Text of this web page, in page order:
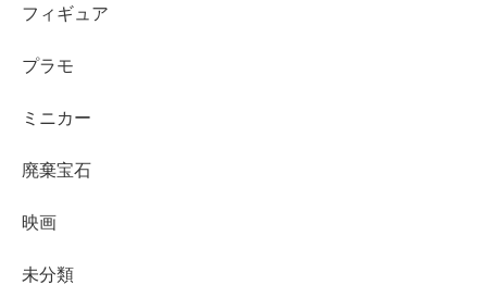
フィギュア
プラモ
ミニカー
廃棄宝石
映画
未分類